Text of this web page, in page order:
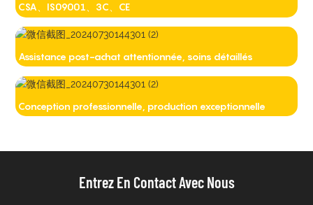
CSA、IS09001、3C、CE
Assistance post-achat attentionnée, soins détaillés
Conception professionnelle, production exceptionnelle
Entrez En Contact Avec Nous